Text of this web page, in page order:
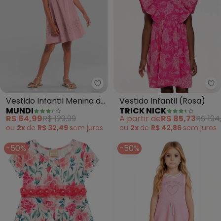
Mundi - Vestido Infantil Menina
Vestido Infantil Menina de
Corações (Rosa)
MUNDI
R$ 64,99R$ 129,99
ou 2x de R$ 32,49 sem juros
Vestido Infantil (Rosa)
TRICK NICK
A partir deR$ 85,73R$
ou 2x de R$ 42,86 sem juros
-50% -50%